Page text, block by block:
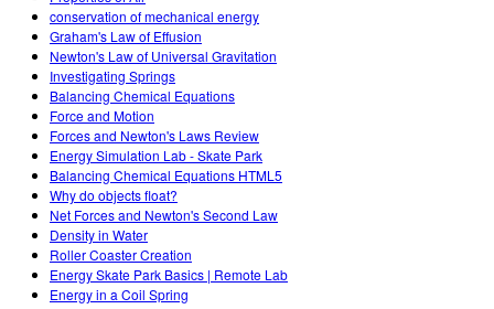
conservation of mechanical energy
Graham's Law of Effusion
Newton's Law of Universal Gravitation
Investigating Springs
Balancing Chemical Equations
Force and Motion
Forces and Newton's Laws Review
Energy Simulation Lab - Skate Park
Balancing Chemical Equations HTML5
Why do objects float?
Net Forces and Newton's Second Law
Density in Water
Roller Coaster Creation
Energy Skate Park Basics | Remote Lab
Energy in a Coil Spring